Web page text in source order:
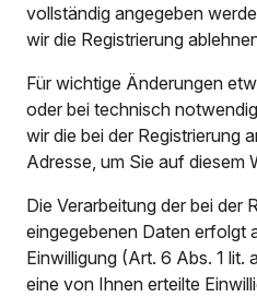
vollständig angegeben
wir die Registrierung
Für wichtige Änderungen
oder bei technisch
wir die bei der Registrierung
Adresse, um Sie auf diesem
Die Verarbeitung der bei der
eingegebenen Daten erfolgt
Einwilligung (Art. 6 Abs. 1 lit.
eine von Ihnen erteilte